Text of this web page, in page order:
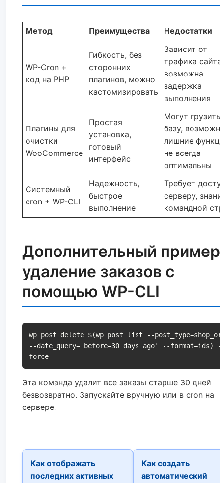
Метод Преимущества Недостатки
WP-Cron +
код на PHP
Гибкость, без
сторонних
плагинов, можно
кастомизировать
Зависит от
трафика
возможна
задержка
выполнения
Плагины для
очистки
WooCommerce
Простая
установка,
готовый
интерфейс
Могут грузить
базу,
лишние
не всегда
оптимальны
Системный
cron + WP-CLI
Надежность,
быстрое
выполнение
Требует
серверу,
командной
Дополнительный
удаление заказов с
помощью WP-CLI
wp post delete $(wp post list --
--date_query='before=30 days ago' --format=ids)
force
Эта команда удалит все заказы старше 30 дней
безвозвратно. Запускайте вручную или в cron на
сервере.
Как отображать
последних активных
Как создать
автоматический